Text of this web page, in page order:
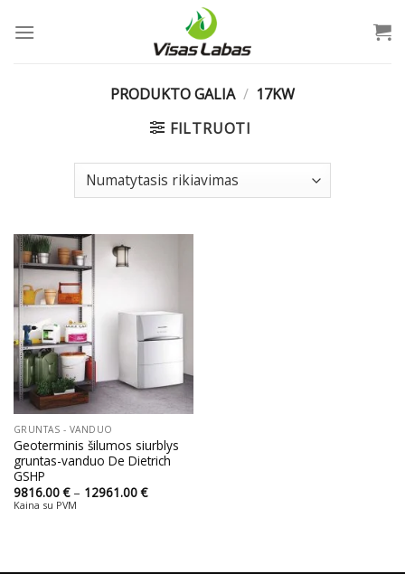
PRODUKTO GALIA / 17KW
FILTRUOTI
GRUNTAS - VANDUO
Geoterminis šilumos siurblys
gruntas-vanduo De Dietrich
GSHP
9816.00€ – 12961.00€Price
range:
Kaina su PVM